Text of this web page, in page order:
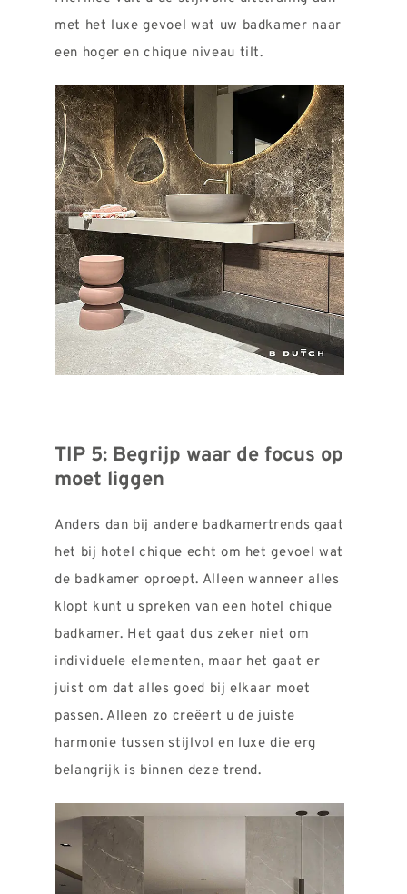
met het luxe gevoel wat uw badkamer naar
een hoger en chique niveau tilt.
TIP 5: Begrijp waar de focus op
moet liggen
Anders dan bij andere badkamertrends gaat
het bij hotel chique echt om het gevoel wat
de badkamer oproept. Alleen wanneer alles
klopt kunt u spreken van een hotel chique
badkamer. Het gaat dus zeker niet om
individuele elementen, maar het gaat er
juist om dat alles goed bij elkaar moet
passen. Alleen zo creëert u de juiste
harmonie tussen stijlvol en luxe die erg
belangrijk is binnen deze trend.